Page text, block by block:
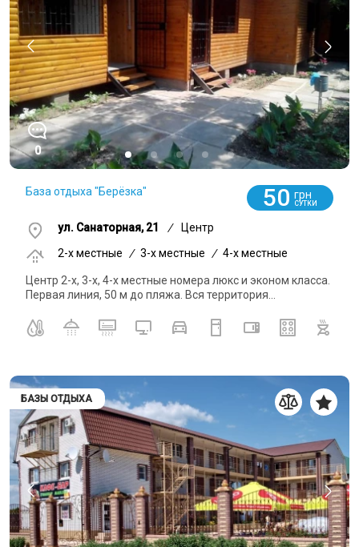
0
База отдыха "Берёзка" 50 грн
СУТКИ
ул. Санаторная, 21 /
Центр
2-x местные / 3-x местные / 4-x местные
Центр 2-х, 3-х, 4-х местные номера люкс и эконом класса.
Первая линия, 50 м до пляжа. Вся территория...
БАЗЫ ОТДЫХА